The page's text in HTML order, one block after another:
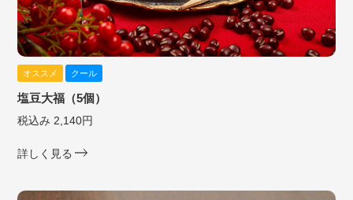
オススメ クール
塩豆大福（5個）
税込み 2,140円
詳しく見る